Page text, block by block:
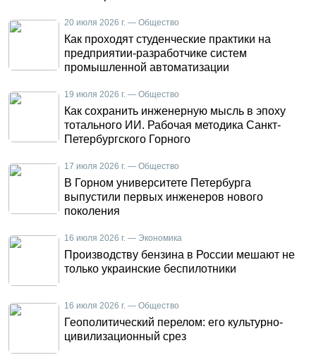
20 июля 2026 г. — Общество
Как проходят студенческие практики на
предприятии-разработчике систем
промышленной автоматизации
19 июля 2026 г. — Общество
Как сохранить инженерную мысль в эпоху
тотального ИИ. Рабочая методика Санкт-
Петербургского Горного
17 июля 2026 г. — Общество
В Горном университете Петербурга
выпустили первых инженеров нового
поколения
16 июля 2026 г. — Экономика
Производству бензина в России мешают не
только украинские беспилотники
16 июля 2026 г. — Общество
Геополитический перелом: его культурно-
цивилизационный срез